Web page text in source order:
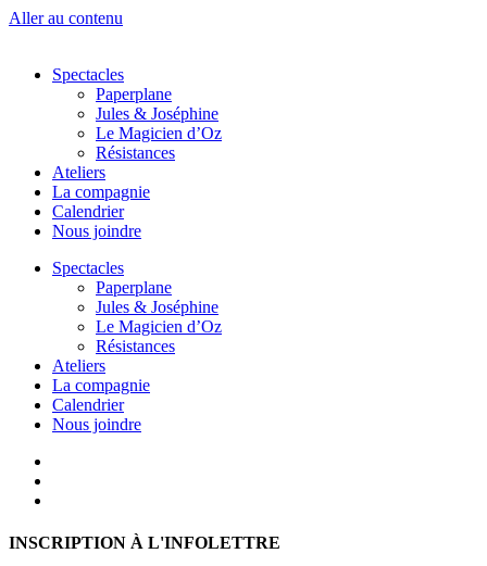
Aller au contenu
Spectacles
Paperplane
Jules & Joséphine
Le Magicien d’Oz
Résistances
Ateliers
La compagnie
Calendrier
Nous joindre
Spectacles
Paperplane
Jules & Joséphine
Le Magicien d’Oz
Résistances
Ateliers
La compagnie
Calendrier
Nous joindre
INSCRIPTION À L'INFOLETTRE